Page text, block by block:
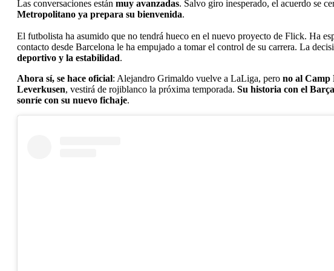
Las conversaciones están muy avanzadas. Salvo giro inesperado, el acuerdo se
Metropolitano ya prepara su bienvenida.
El futbolista ha asumido que no tendrá hueco en el nuevo proyecto de Flick. Ha
contacto desde Barcelona le ha empujado a tomar el control de su carrera. La
deportivo y la estabilidad.
Ahora sí, se hace oficial: Alejandro Grimaldo vuelve a LaLiga, pero no al Camp
Leverkusen, vestirá de rojiblanco la próxima temporada. Su historia con el
sonríe con su nuevo fichaje.